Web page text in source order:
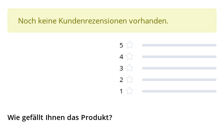
Noch keine Kundenrezensionen vorhanden.
5
4
3
2
1
Wie gefällt Ihnen das Produkt?